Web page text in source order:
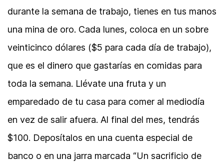
durante la semana de trabajo, tienes en tus manos
una mina de oro. Cada lunes, coloca en un sobre
veinticinco dólares ($5 para cada día de trabajo),
que es el dinero que gastarías en comidas para
toda la semana. Llévate una fruta y un
emparedado de tu casa para comer al mediodía
en vez de salir afuera. Al final del mes, tendrás
$100. Deposítalos en una cuenta especial de
banco o en una jarra marcada “Un sacrificio de